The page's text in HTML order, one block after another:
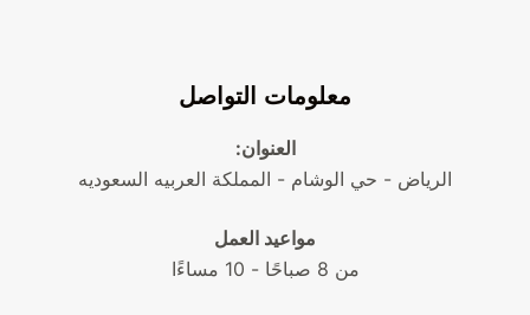
معلومات التواصل
العنوان:
الرياض - حي الوشام - المملكة العربيه السعوديه
مواعيد العمل
من 8 صباحًا - 10 مساءًا